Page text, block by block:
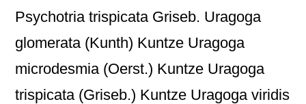
Psychotria trispicata Griseb. Uragoga
glomerata (Kunth) Kuntze Uragoga
microdesmia (Oerst.) Kuntze Uragoga
trispicata (Griseb.) Kuntze Uragoga viridis